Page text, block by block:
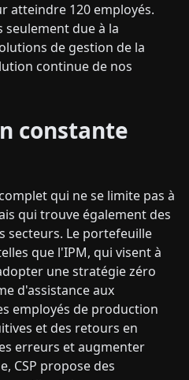
atteindre 120 employés.
seulement due à la
de gestion de la
continue de nos
constante
qui ne se limite pas à
qui trouve également des
secteurs. Le portefeuille
que l'IPM, qui visent à
une stratégie zéro
d'assistance aux
employés de production
et des retours en
erreurs et augmenter
CSP propose des